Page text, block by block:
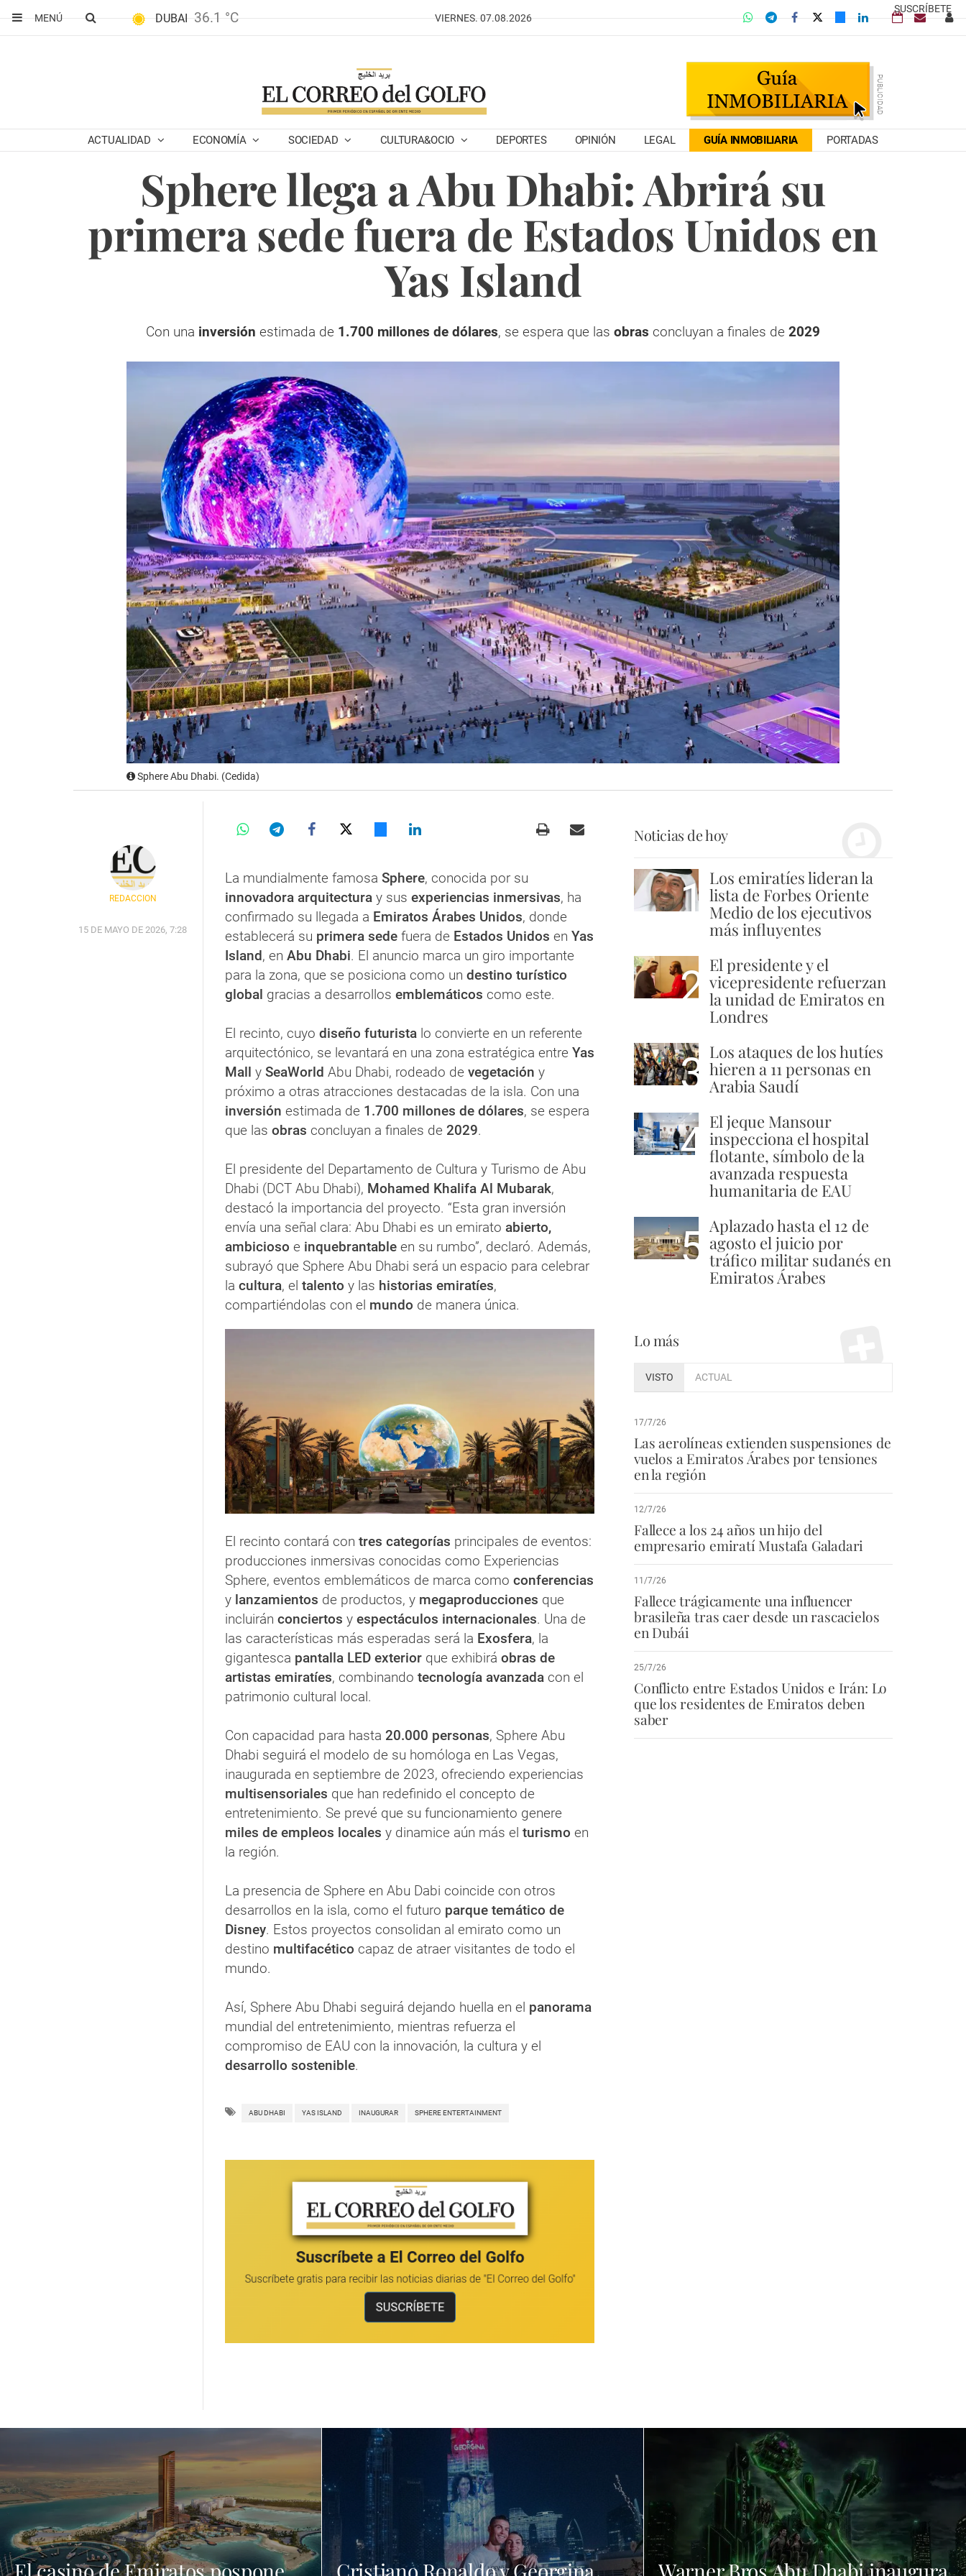
SUSCRÍBETE
MENÚ
DUBAI 36.1 °C VIERNES. 07.08.2026
ACTUALIDAD ECONOMÍA SOCIEDAD CULTURA&OCIO DEPORTES OPINIÓN LEGAL GUÍA INMOBILIARIA PORTADAS
Sphere llega a Abu Dhabi: Abrirá su
primera sede fuera de Estados Unidos en
Yas Island
Con una inversión estimada de 1.700 millones de dólares, se espera que las obras concluyan a finales de 2029
Sphere Abu Dhabi. (Cedida)
REDACCIÓN
15 DE MAYO DE 2026, 7:28
La mundialmente famosa Sphere, conocida por su
innovadora arquitectura y sus experiencias inmersivas, ha
confirmado su llegada a Emiratos Árabes Unidos, donde
establecerá su primera sede fuera de Estados Unidos en Yas
Island, en Abu Dhabi. El anuncio marca un giro importante
para la zona, que se posiciona como un destino turístico
global gracias a desarrollos emblemáticos como este.
El recinto, cuyo diseño futurista lo convierte en un referente
arquitectónico, se levantará en una zona estratégica entre Yas
Mall y SeaWorld Abu Dhabi, rodeado de vegetación y
próximo a otras atracciones destacadas de la isla. Con una
inversión estimada de 1.700 millones de dólares, se espera
que las obras concluyan a finales de 2029.
El presidente del Departamento de Cultura y Turismo de Abu
Dhabi (DCT Abu Dhabi), Mohamed Khalifa Al Mubarak,
destacó la importancia del proyecto. “Esta gran inversión
envía una señal clara: Abu Dhabi es un emirato abierto,
ambicioso e inquebrantable en su rumbo”, declaró. Además,
subrayó que Sphere Abu Dhabi será un espacio para celebrar
la cultura, el talento y las historias emiratíes,
compartiéndolas con el mundo de manera única.
El recinto contará con tres categorías principales de eventos:
producciones inmersivas conocidas como Experiencias
Sphere, eventos emblemáticos de marca como conferencias
y lanzamientos de productos, y megaproducciones que
incluirán conciertos y espectáculos internacionales. Una de
las características más esperadas será la Exosfera, la
gigantesca pantalla LED exterior que exhibirá obras de
artistas emiratíes, combinando tecnología avanzada con el
patrimonio cultural local.
Con capacidad para hasta 20.000 personas, Sphere Abu
Dhabi seguirá el modelo de su homóloga en Las Vegas,
inaugurada en septiembre de 2023, ofreciendo experiencias
multisensoriales que han redefinido el concepto de
entretenimiento. Se prevé que su funcionamiento genere
miles de empleos locales y dinamice aún más el turismo en
la región.
La presencia de Sphere en Abu Dabi coincide con otros
desarrollos en la isla, como el futuro parque temático de
Disney. Estos proyectos consolidan al emirato como un
destino multifacético capaz de atraer visitantes de todo el
mundo.
Así, Sphere Abu Dhabi seguirá dejando huella en el panorama
mundial del entretenimiento, mientras refuerza el
compromiso de EAU con la innovación, la cultura y el
desarrollo sostenible.
ABU DHABI YAS ISLAND INAUGURAR SPHERE ENTERTAINMENT
Noticias de hoy
1 Los emiratíes lideran la
lista de Forbes Oriente
Medio de los ejecutivos
más influyentes
2 El presidente y el
vicepresidente refuerzan
la unidad de Emiratos en
Londres
3 Los ataques de los hutíes
hieren a 11 personas en
Arabia Saudí
4 El jeque Mansour
inspecciona el hospital
flotante, símbolo de la
avanzada respuesta
humanitaria de EAU
5 Aplazado hasta el 12 de
agosto el juicio por
tráfico militar sudanés en
Emiratos Árabes
Lo más
VISTO ACTUAL
17/7/26
Las aerolíneas extienden suspensiones de
vuelos a Emiratos Árabes por tensiones
en la región
12/7/26
Fallece a los 24 años un hijo del
empresario emiratí Mustafa Galadari
11/7/26
Fallece trágicamente una influencer
brasileña tras caer desde un rascacielos
en Dubái
25/7/26
Conflicto entre Estados Unidos e Irán: Lo
que los residentes de Emiratos deben
saber
El casino de Emiratos pospone Cristiano Ronaldo y Georgina Warner Bros Abu Dhabi inaugura